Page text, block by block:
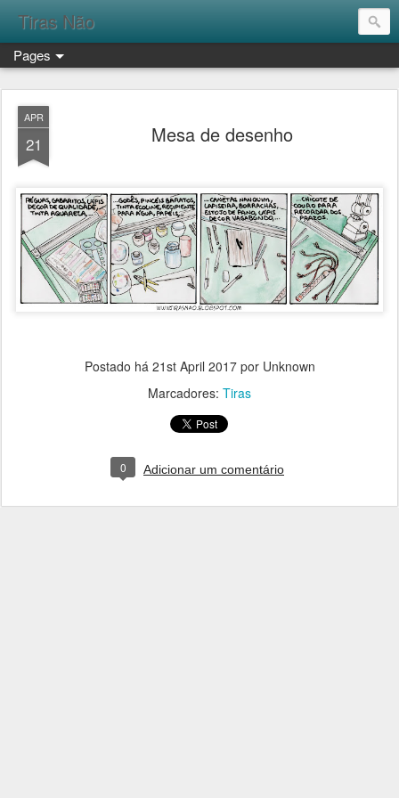
Tiras Não
Pages
APR
21 Mesa de desenho
Postado há 21st April 2017por Unknown
Marcadores: Tiras
0 Adicionar um comentário